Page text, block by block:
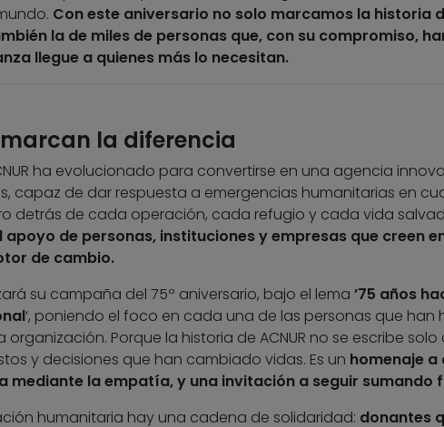
Con este aniversario no solo marcamos la historia
la de miles de personas que, con su compromiso,
llegue a quienes más lo necesitan.
la diferencia
ha evolucionado para convertirse en una agencia
capaz de dar respuesta a emergencias humanitarias en
detrás de cada operación, cada refugio y cada vida
apoyo de personas, instituciones y empresas que creen
de cambio.
su campaña del 75º aniversario, bajo el lema ’75 años
‘, poniendo el foco en cada una de las personas que han
Porque la historia de ACNUR no se escribe solo
y decisiones que han cambiado vidas. Es un homenaje a
mediante la empatía, y una invitación a seguir sumando
humanitaria hay una cadena de solidaridad: donantes